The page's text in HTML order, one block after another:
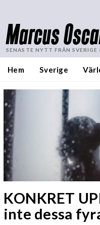
Marcus
SENASTE NYTT FRÅN SVERIGE
Hem Sverige
KONKRET
inte dessa